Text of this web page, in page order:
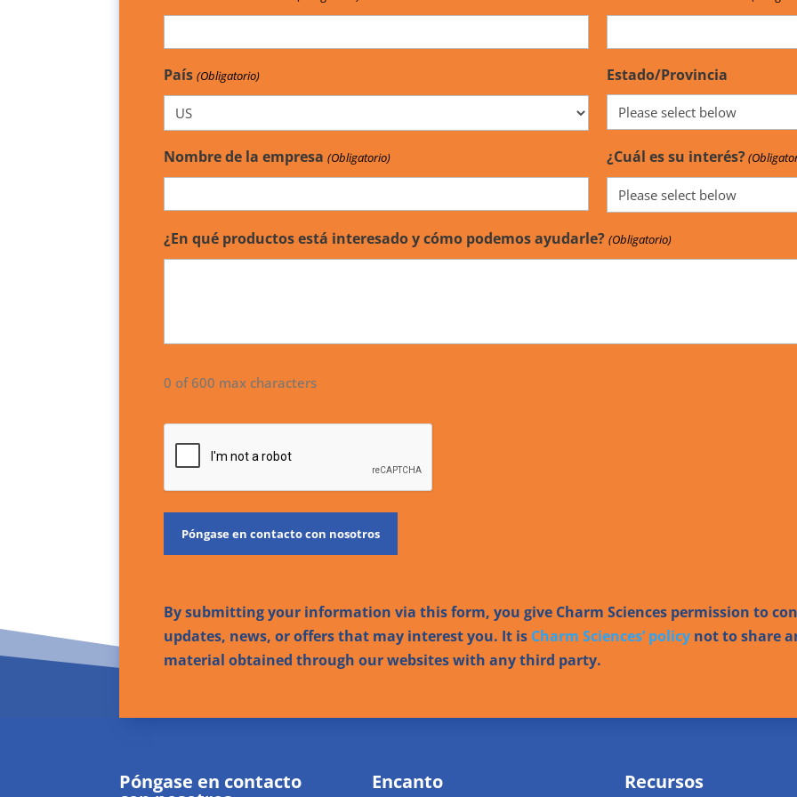
País (Obligatorio) Estado/Provincia
Nombre de la empresa (Obligatorio) ¿Cuál es su interés?
¿En qué productos está interesado y cómo podemos ayudarle? (Obligatorio)
0 of 600 max characters
By submitting your information via this form, you give Charm Sciences permission to
updates, news, or offers that may interest you. It is Charm Sciences’ policy not to share
material obtained through our websites with any third party.
Póngase en contacto Encanto Recursos